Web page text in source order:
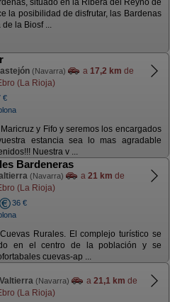
la posibilidad de disfrutar, las Bardenas
la Biosf ...
(Navarra) a 17,2 km de
(La Rioja)
€
y Fifo y seremos los encargados
estancia sea lo mas agradable
Nuestra v ...
Bardeneras
(Navarra) a 21 km de
(La Rioja)
36 €
Rurales. El complejo turístico se
en el centro de la población y se
cuevas-ap ...
Valtierra (Navarra) a 21,1 km de
(La Rioja)